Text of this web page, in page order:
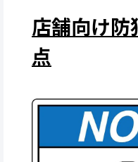
店舗向け
点